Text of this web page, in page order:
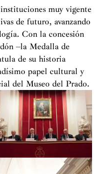
y académicos José
Federico Madrazo,
Francisco Pradilla,
de Sotomayor. Y
se ha dado en
Íñiguez, Francisco
Pita Andrade,
Sánchez, Francisco
y ahora Miguel
hasta su situación
labor previa con
en 1980
muy vigente
de futuro, avanzando
Con la concesión
–la Medalla de
de su historia
papel cultural y
del Museo del Prado.